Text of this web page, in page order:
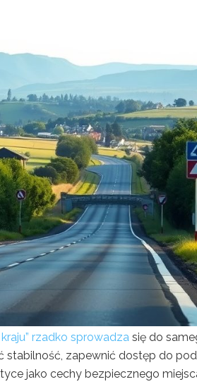
rzadko sprowadza się do
zapewnić dostęp do
jako cechy bezpiecznego